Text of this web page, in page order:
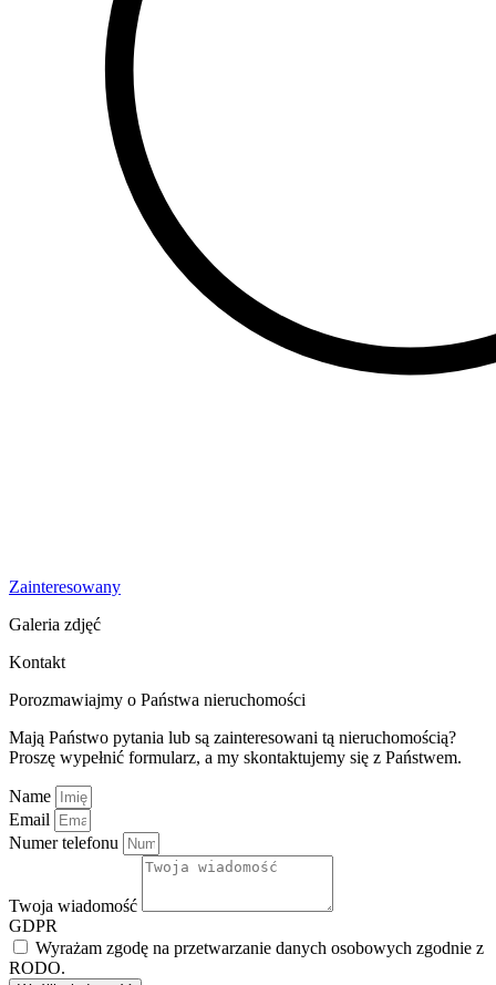
Zainteresowany
Galeria zdjęć
Kontakt
Porozmawiajmy o Państwa nieruchomości
Mają Państwo pytania lub są zainteresowani tą nieruchomością?
Proszę wypełnić formularz, a my skontaktujemy się z Państwem.
Name
Email
Numer telefonu
Twoja wiadomość
GDPR
Wyrażam zgodę na przetwarzanie danych osobowych zgodnie z
RODO.